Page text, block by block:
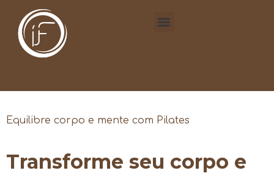
Equilibre corpo e mente com Pilates
Transforme seu corpo e